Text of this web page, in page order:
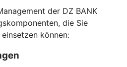
der DZ BANK
die Sie
können: